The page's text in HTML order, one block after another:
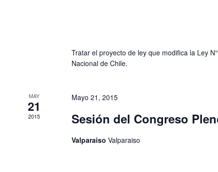
Tratar el proyecto de ley que modifica la Ley
Nacional de Chile.
MAY
21
2015
Mayo 21, 2015
Sesión del Congreso
Valparaiso Valparaiso